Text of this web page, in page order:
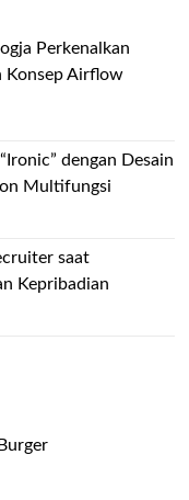
Perkenalkan
Konsep Airflow
dengan Desain
Multifungsi
saat
Kepribadian